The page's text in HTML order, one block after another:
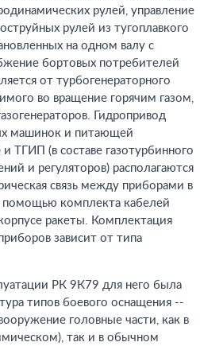
рулей, управление
рулей из тугоплавкого
на одном валу с
бортовых потребителей
от турбогенераторного
во вращение горячим газом,
Гидропривод
машинок и питающей
ТГИП (в составе газотурбинного
и регуляторов) располагаются
связь между приборами в
помощью комплекта кабелей
ракеты. Комплектация
зависит от типа
РК 9К79 для него была
типов боевого оснащения --
головные части, как в
так и в обычном